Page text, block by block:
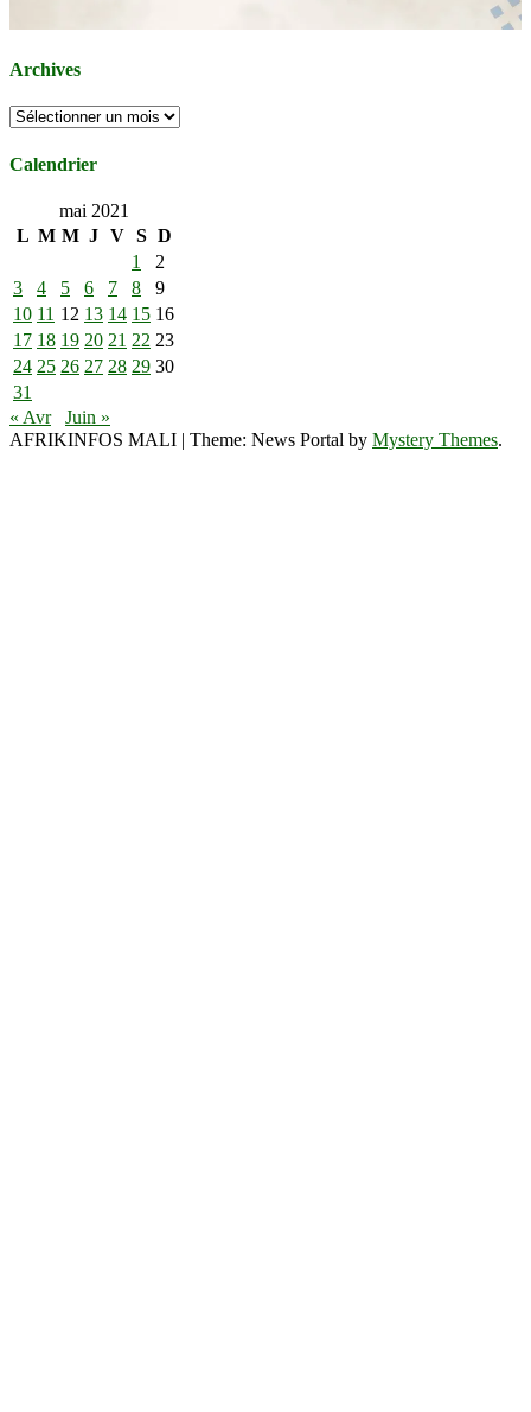
Archives
Archives
Calendrier
mai 2021
L M M J V S D
1
2
3
4 5 6 7 8
9
10 11 12 13 14 15 16
17 18 19 20 21 22 23
24 25 26 27 28 29 30
31
« Avr
Juin »
AFRIKINFOS MALI | Theme: News Portal by Mystery Themes.